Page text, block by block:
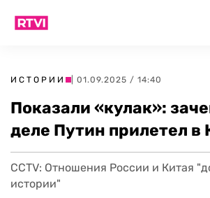
ИСТОРИИ | 01.09.2025 / 14:40
Показали «кулак»:
деле Путин прилетел в
CCTV: Отношения России и Китая
истории"